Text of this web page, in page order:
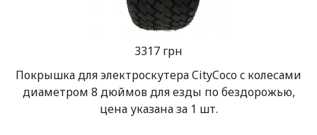
3317 грн
Покрышка для электроскутера CityCoco c колесами
диаметром 8 дюймов для езды по бездорожью,
цена указана за 1 шт.